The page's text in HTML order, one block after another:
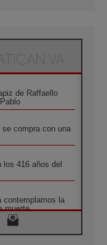
de Raffaello
se compra con una
los 416 años del
contemplamos la
muerte
de la Madre